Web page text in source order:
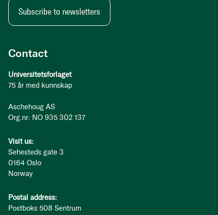
Contact
Universitetsforlaget
75 år med kunnskap
Aschehoug AS
Org.nr: NO 935 302 137
Visit us:
Sehesteds gate 3
0164 Oslo
Norway
Postal address:
Postboks 508 Sentrum
Subscribe to newsletters